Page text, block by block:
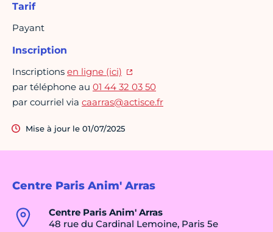
Centre Paris Anim' Arras
Centre Paris Anim' Arras
48 rue du Cardinal Lemoine, Paris 5e
Tarif
Payant
Inscription
Inscriptions en ligne (ici)
par téléphone au 01 44 32 03 50
par courriel via caarras@actisce.fr
Mise à jour le 01/07/2025